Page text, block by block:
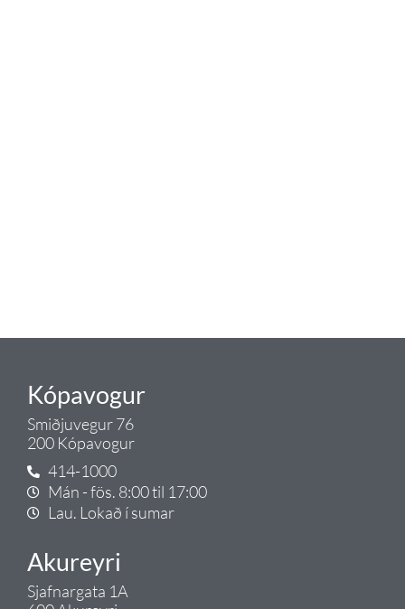
Kópavogur
Smiðjuvegur 76
200 Kópavogur
414-1000
Mán - fös. 8:00 til 17:00
Lau. Lokað í sumar
Akureyri
Sjafnargata 1A